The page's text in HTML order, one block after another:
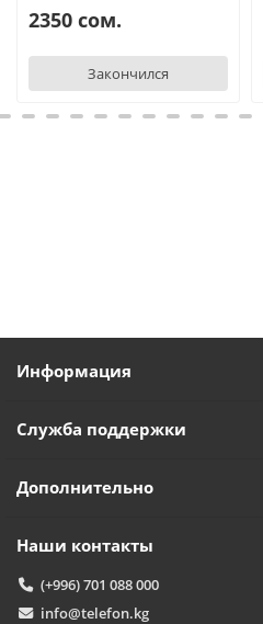
2350 сом.
Закончился
Информация
Служба поддержки
Дополнительно
Наши контакты
(+996) 701 088 000
info@telefon.kg